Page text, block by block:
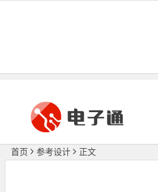
首页 参考设计 正文